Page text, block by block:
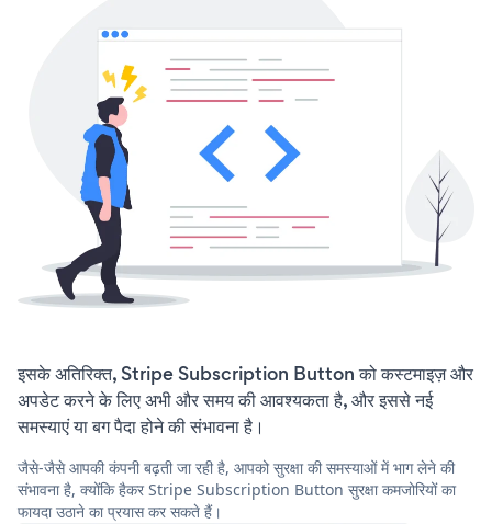
इसके अतिरिक्त, Stripe Subscription Button को कस्टमाइज़ और
अपडेट करने के लिए अभी और समय की आवश्यकता है, और इससे नई
समस्याएं या बग पैदा होने की संभावना है।
जैसे-जैसे आपकी कंपनी बढ़ती जा रही है, आपको सुरक्षा की समस्याओं में भाग लेने की
संभावना है, क्योंकि हैकर Stripe Subscription Button सुरक्षा कमजोरियों का
फायदा उठाने का प्रयास कर सकते हैं।